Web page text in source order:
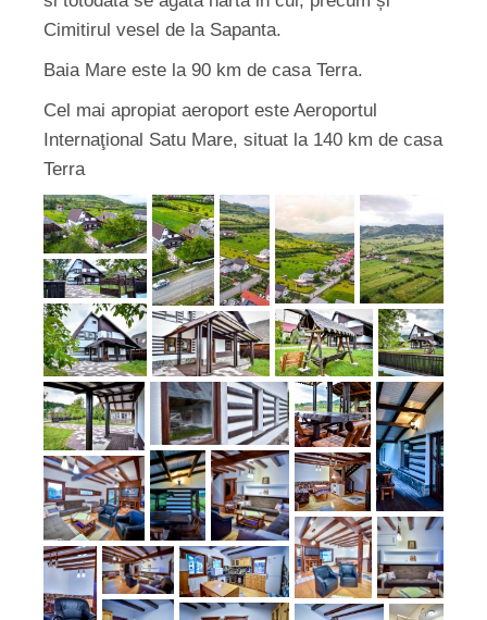
Cimitirul vesel de la Sapanta.
Baia Mare este la 90 km de casa Terra.
Cel mai apropiat aeroport este Aeroportul
Internaţional Satu Mare, situat la 140 km de casa
Terra